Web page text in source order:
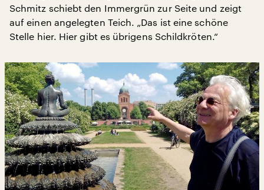
Schmitz schiebt den Immergrün zur Seite und zeigt
auf einen angelegten Teich. „Das ist eine schöne
Stelle hier. Hier gibt es übrigens Schildkröten.“